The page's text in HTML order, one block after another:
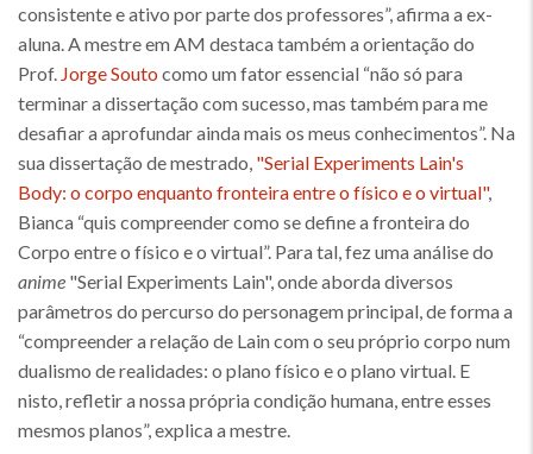
consistente e ativo por parte dos professores”, afirma a ex-
aluna. A mestre em AM destaca também a orientação do
Prof. Jorge Souto como um fator essencial “não só para
terminar a dissertação com sucesso, mas também para me
desafiar a aprofundar ainda mais os meus conhecimentos”. Na
sua dissertação de mestrado, "Serial Experiments Lain's
Body: o corpo enquanto fronteira entre o físico e o virtual",
Bianca “quis compreender como se define a fronteira do
Corpo entre o físico e o virtual”. Para tal, fez uma análise do
anime "Serial Experiments Lain", onde aborda diversos
parâmetros do percurso do personagem principal, de forma a
“compreender a relação de Lain com o seu próprio corpo num
dualismo de realidades: o plano físico e o plano virtual. E
nisto, refletir a nossa própria condição humana, entre esses
mesmos planos”, explica a mestre.